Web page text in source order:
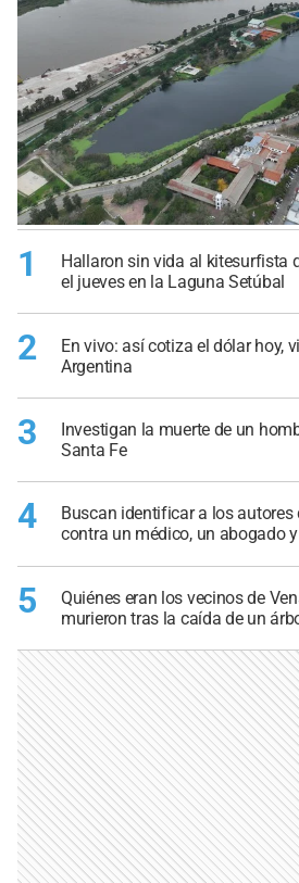
1
Hallaron sin vida al kitesurfista
el jueves en la Laguna Setúbal
2
En vivo: así cotiza el dólar hoy,
Argentina
3
Investigan la muerte de un
Santa Fe
4
Buscan identificar a los
contra un médico, un abogado
5
Quiénes eran los vecinos de
murieron tras la caída de un